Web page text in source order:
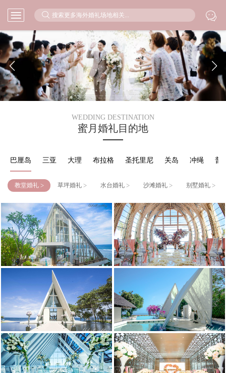
  
WEDDING DESTINATION
蜜月婚礼目的地
巴厘岛 三亚 大理 布拉格 圣托里尼 关岛 冲绳 普
教堂婚礼 > 草坪婚礼 > 水台婚礼 > 沙滩婚礼 > 别墅婚礼 >